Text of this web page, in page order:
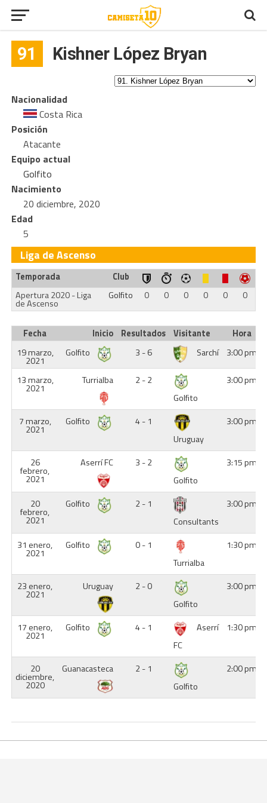
91 Kishner López Bryan
Nacionalidad
Costa Rica
Posición
Atacante
Equipo actual
Golfito
Nacimiento
20 diciembre, 2020
Edad
5
Liga de Ascenso
Temporada
Club
Apertura 2020 - Liga
de Ascenso
Golfito 0 0 0 0 0 0
Fecha Inicio Resultados Visitante
Hora
19 marzo,
2021
Golfito 3 - 6 Sarchí 3:00 pm
13 marzo,
2021
Turrialba
2 - 2
Golfito
3:00 pm
7 marzo,
2021
Golfito
4 - 1
Uruguay
3:00 pm
26
febrero,
2021
Aserrí FC
3 - 2
Golfito
3:15 pm
20
febrero,
2021
Golfito
2 - 1
Consultants
3:00 pm
31 enero,
2021
Golfito
0 - 1
Turrialba
1:30 pm
23 enero,
2021
Uruguay
2 - 0
Golfito
3:00 pm
17 enero,
2021
Golfito 4 - 1
Aserrí
FC
1:30 pm
20
diciembre,
2020
Guanacasteca
2 - 1
Golfito
2:00 pm